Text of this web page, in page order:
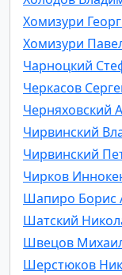
Хомизури
Хомизури
Чарноцкий
Черкасов
Черняховский
Чирвинский
Чирвинский
Чирков
Шапиро Борис
Шатский
Швецов
Шерстюков